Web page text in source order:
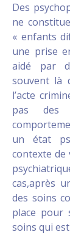
Des
ne
« enfants
une prise
aidé par
souvent là
l’acte
pas des
un état
contexte de
cas,après
des soins
place pour
soins qui